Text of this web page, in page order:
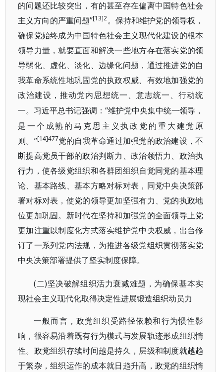
的问题还比较突出，有的甚至存在偏离中国特色社会
主义方向的严重问题”[13]2。保持和维护党的领导权，
确保党始终成为中国特色社会主义现代化建设的根本
领导力量，就要直面和解决一些地方存在落实党的领
导弱化、虚化、淡化、边缘化问题，通过推进党的自
我革命系统性地巩固党的执政权威、有效地加强党的
政治建设，推动党内思想统一、意志统一、行动统
一。习近平总书记强调：“维护党中央集中统一领导，
是一个成熟的马克思主义执政党的重大建党原
则。”[14]477党的自我革命通过加强党的政治建设，不
断提高党员干部的政治判断力、政治领悟力、政治执
行力，使各级党组织和各群团组织自觉同党的基本理
论、基本路线、基本方略对标对表，同党中央决策部
署对标对表，使党的领导更加坚强有力、党的执政地
位更加巩固。新时代在坚持和加强党的全面领导上党
更加注重以制度化方式落实维护党中央权威，出台修
订了一系列党内法规，为推进各级党组织贯彻落实党
中央决策部署提供了坚实制度保障。
(二)坚决破解组织活力衰减难题，为确保基本实
现社会主义现代化取得决定性进展锻造组织动员力
一般而言，政党组织受路径依赖和行为惯性影
响，很容易沿着既有行为模式与发展轨迹形成组织惰
性。政党组织存续时间越是持久，层级和制度就越趋
于繁杂，组织运作的成本就日趋升高，政党的组织惰